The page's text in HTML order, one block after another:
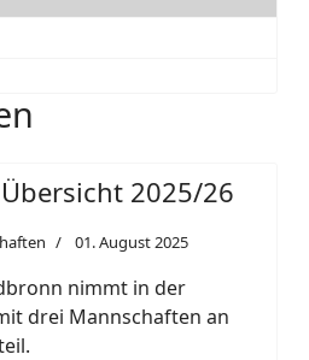
2025/26
01. August 2025
nimmt in der
drei Mannschaften an